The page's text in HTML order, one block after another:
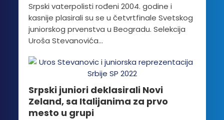
Srpski vaterpolisti rođeni 2004. godine i
kasnije plasirali su se u četvrtfinale Svetskog
juniorskog prvenstva u Beogradu. Selekcija
Uroša Stevanovića...
Srpski juniori deklasirali Novi
Zeland, sa Italijanima za prvo
mesto u grupi